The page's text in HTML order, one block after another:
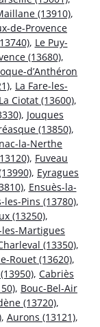
(13910),
de-Provence
, Le Puy-
(13680),
d’Anthéron
, La Fare-les-
La Ciotat (13600),
, Jouques
(13850),
la-Nerthe
, Fuveau
, Eyragues
, Ensuès-la-
les-Pins (13780),
(13250),
Martigues
(13350),
Rouet (13620),
, Cabriès
, Bouc-Bel-Air
(13720),
, Aurons (13121),